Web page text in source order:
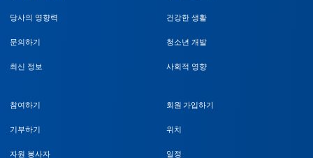
당사의 영향력
문의하기
최신 정보
건강한 생활
청소년 개발
사회적 영향
참여하기
기부하기
자원 봉사자
회원 가입하기
위치
일정